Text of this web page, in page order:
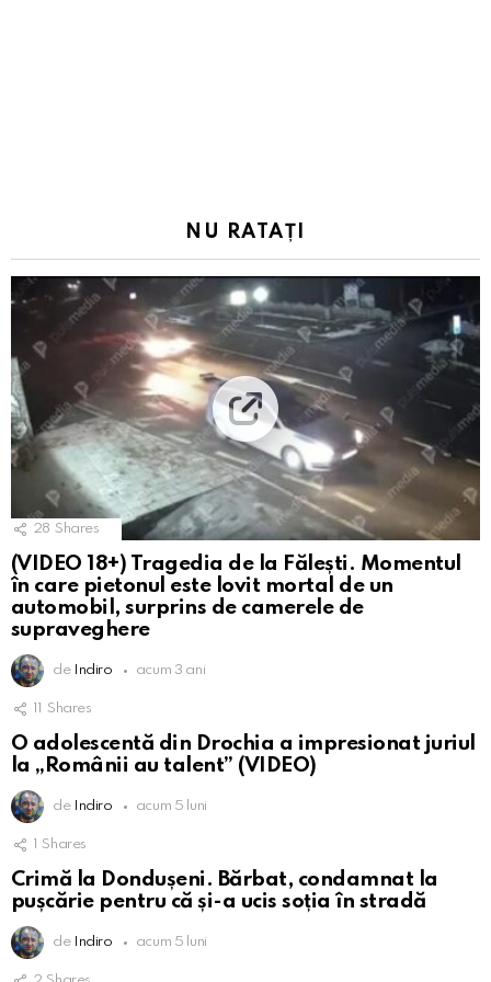
NU RATAȚI
28 Shares
(VIDEO 18+) Tragedia de la Fălești. Momentul
în care pietonul este lovit mortal de un
automobil, surprins de camerele de
supraveghere
de Indiro acum 3 ani
Shares
O adolescentă din Drochia a impresionat juriul
la „Românii au talent” (VIDEO)
de Indiro acum 5 luni
Shares
Crimă la Dondușeni. Bărbat, condamnat la
pușcărie pentru că și-a ucis soția în stradă
de Indiro acum 5 luni